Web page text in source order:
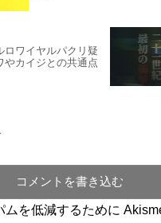
ロワイヤルパクリ疑
やカイジとの共通点
コメントを書き込む
ムを低減するために